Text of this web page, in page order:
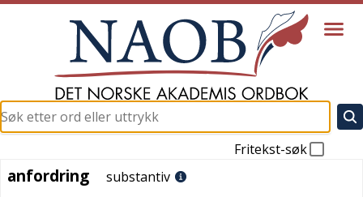
Fritekst-søk
anfordring
anfordring substantiv